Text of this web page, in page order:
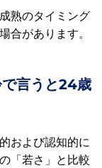
熟のタイミング
合があります。
言うと24歳
および認知的に
「若さ」と比較